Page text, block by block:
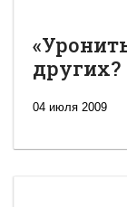
других?
04 июля 2009